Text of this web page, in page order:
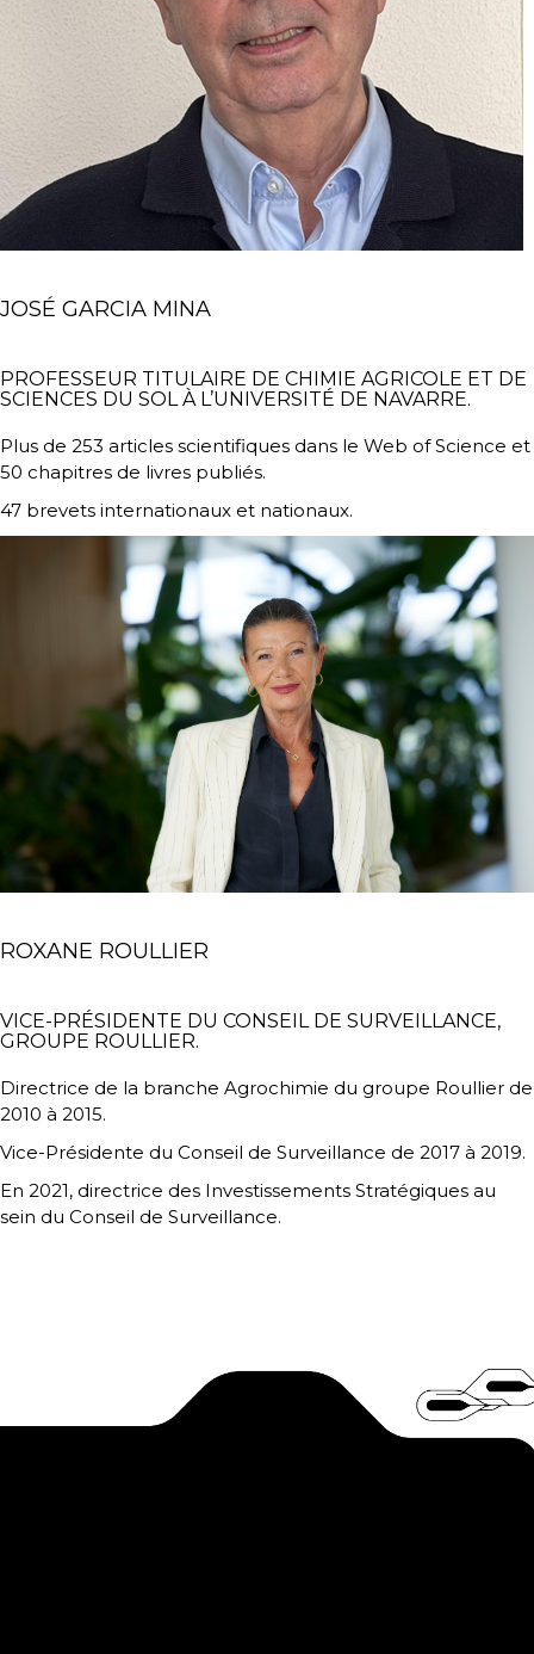
JOSÉ GARCIA MINA
PROFESSEUR TITULAIRE DE CHIMIE AGRICOLE ET DE
SCIENCES DU SOL À L’UNIVERSITÉ DE NAVARRE.
Plus de 253 articles scientifiques dans le Web of Science et
50 chapitres de livres publiés.
47 brevets internationaux et nationaux.
ROXANE ROULLIER
VICE-PRÉSIDENTE DU CONSEIL DE SURVEILLANCE,
GROUPE ROULLIER.
Directrice de la branche Agrochimie du groupe Roullier de
2010 à 2015.
Vice-Présidente du Conseil de Surveillance de 2017 à 2019.
En 2021, directrice des Investissements Stratégiques au
sein du Conseil de Surveillance.